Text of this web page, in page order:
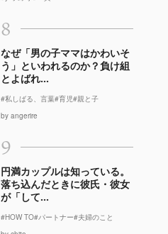
8
なぜ「男の子ママはかわいそ
う」といわれるのか？負け組
とよばれ...
#私しばる、言葉#育児#親と子
by angerire
9
円満カップルは知っている。
落ち込んだときに彼氏・彼女
が「して...
#HOW TO#パートナー#夫婦のこと